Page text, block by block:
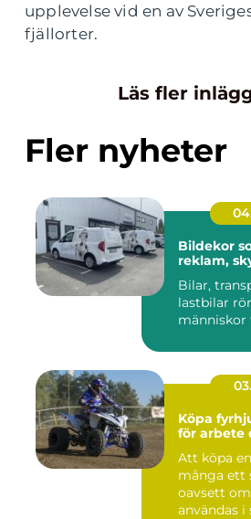
upplevelse vid en av
fjällorter.
Läs fler
Fler nyheter
Bildekor
reklam,
Bilar,
lastbilar
människor
Köpa fyrhjuling
för arbete
Att köpa
många ett
oavsett
användas i